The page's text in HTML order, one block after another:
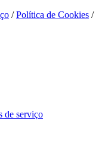
/Política de Cookies /
de serviço